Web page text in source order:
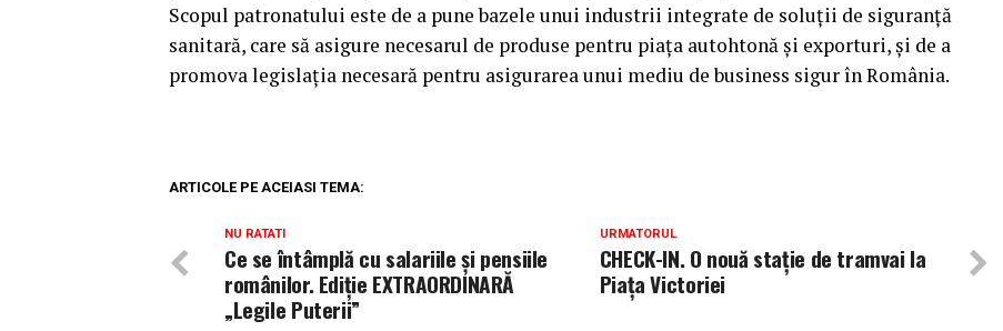
Scopul patronatului este de a pune bazele unui industrii integrate de soluţii de siguranţă
sanitară, care să asigure necesarul de produse pentru piaţa autohtonă şi exporturi, şi de a
promova legislaţia necesară pentru asigurarea unui mediu de business sigur în România.
ARTICOLE PE ACEIASI TEMA:
URMATORUL
CHECK-IN. O nouă stație de tramvai la
Piața Victoriei
NU RATATI
Ce se întâmplă cu salariile și pensiile
românilor. Ediție EXTRAORDINARĂ
„Legile Puterii”